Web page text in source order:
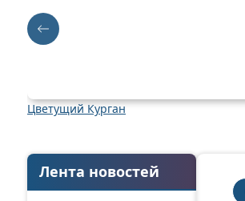
Цветущий Курган
Лента новостей